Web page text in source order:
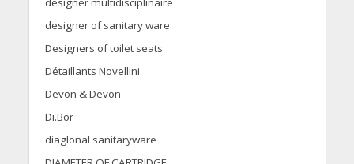
designer of sanitary ware
Designers of toilet seats
Détaillants Novellini
Devon & Devon
Di.Bor
diaglonal sanitaryware